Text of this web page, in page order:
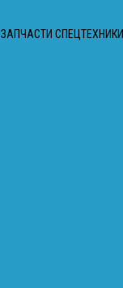
ЗАПЧАСТИ СПЕЦТЕХНИКИ